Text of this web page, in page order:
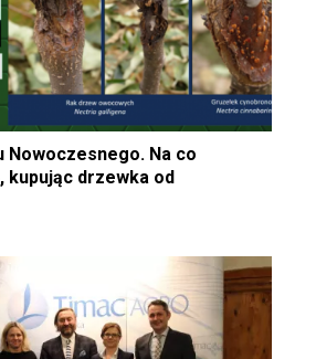
Nowoczesnego. Na co
kupując drzewka od